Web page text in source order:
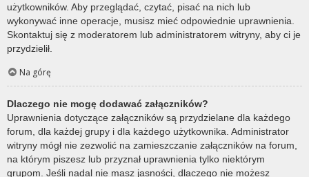
użytkowników. Aby przeglądać, czytać, pisać na nich lub
wykonywać inne operacje, musisz mieć odpowiednie uprawnienia.
Skontaktuj się z moderatorem lub administratorem witryny, aby ci je
przydzielił.
Na górę
Dlaczego nie mogę dodawać załączników?
Uprawnienia dotyczące załączników są przydzielane dla każdego
forum, dla każdej grupy i dla każdego użytkownika. Administrator
witryny mógł nie zezwolić na zamieszczanie załączników na forum,
na którym piszesz lub przyznał uprawnienia tylko niektórym
grupom. Jeśli nadal nie masz jasności, dlaczego nie możesz